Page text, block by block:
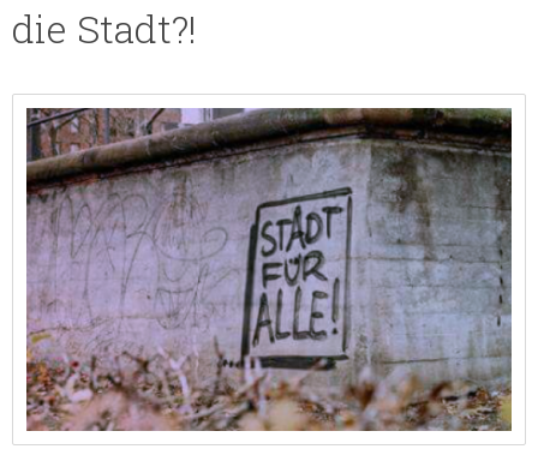
die Stadt?!